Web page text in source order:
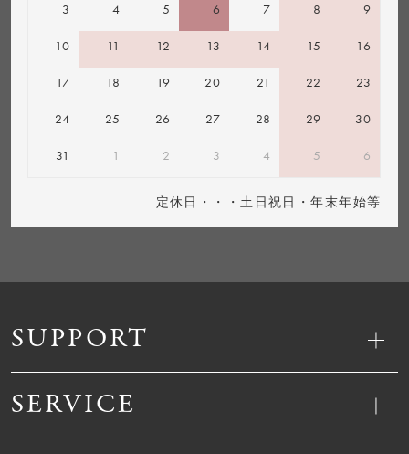
SUPPORT
SERVICE
3 4 5 6 7 8 9
10 11 12 13 14 15 16
17 18 19 20 21 22 23
24 25 26 27 28 29 30
31 1 2 3 4 5 6
定休日・・・土日祝日・年末年始等